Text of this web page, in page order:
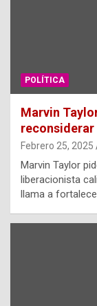
POLÍTICA
Marvin
reconsiderar
Febrero 25, 2025
Marvin Taylor
liberacionista
llama a